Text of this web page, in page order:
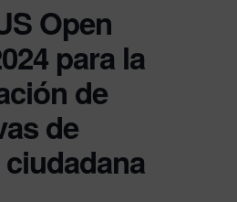
Open
para la
de
de